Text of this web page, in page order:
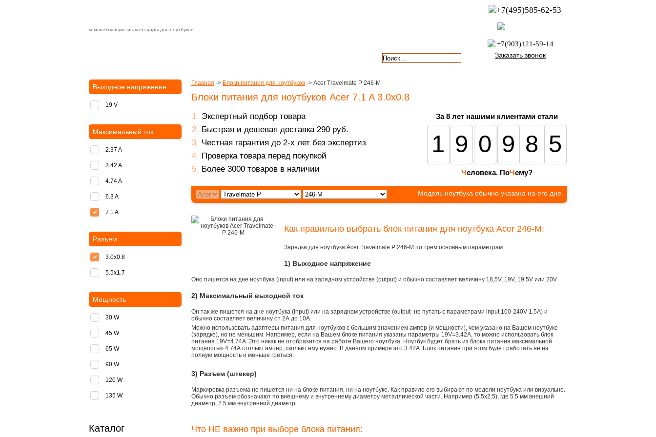
комплектующие и аксессуары для ноутбуков
+7(495)585-62-53
+7(903)121-59-14
Заказать звонок
Главная -> Блоки питания для ноутбуков -> Acer Travelmate P 246-M
Блоки питания для ноутбуков Acer 7.1 A 3.0x0.8
Экспертный подбор товара
Быстрая и дешевая доставка 290 руб.
Честная гарантия до 2-х лет без экспертиз
Проверка товара перед покупкой
Более 3000 товаров в наличии
За 8 лет нашими клиентами стали
190985
Человека. ПоЧему?
Модель ноутбука обычно указана на его дне.
Как правильно выбрать блок питания для ноутбука Acer 246-M:
Зарядка для ноутбука Acer Travelmate P 246-M по трем основным параметрам:
1) Выходное напряжение
Оно пишется на дне ноутбука (input) или на зарядном устройстве (output) и обычно составляет величину 18,5V, 19V, 19.5V или 20V
2) Максимальный выходной ток
Он так же пишется на дне ноутбука (input) или на зарядном устройстве (output- не путать с параметрами input 100-240V 1.5A) и
обычно составляет величину от 2А до 10A.
Можно использовать адаптеры питания для ноутбуков с большим значением ампер (и мощности), чем указано на Вашем ноутбуке
(зарядке), но не меньшим. Например, если на Вашем блоке питания указаны параметры 19V=3.42A, то можно использовать блок
питания 19V=4.74A. Это никак не отобразится на работе Вашего ноутбука. Ноутбук будет брать из блока питания максимальной
мощностью 4.74А столько ампер, сколько ему нужно. В данном примере это 3.42А. Блок питания при этом будет работать не на
полную мощность и меньше греться.
3) Разъем (штекер)
Маркировка разъема не пишется ни на блоке питания, ни на ноутбуке. Как правило его выбирают по модели ноутбука или визуально.
Обычно разъем обозначают по внешнему и внутреннему диаметру металлической части. Например (5.5x2.5), где 5.5 мм внешний
диаметр, 2.5 мм внутренний диаметр.
Что НЕ важно при выборе блока питания:
Выходное напряжение
19 V
Максимальный ток
2.37 A
3.42 A
4.74 A
6.3 A
7.1 A
Разъем
3.0x0.8
5.5х1.7
Мощность
30 W
45 W
65 W
90 W
120 W
135 W
Каталог